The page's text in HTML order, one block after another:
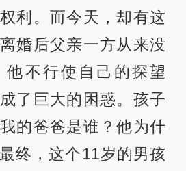
利。而今天，却有这
婚后父亲一方从来没
他不行使自己的探望
了巨大的困惑。孩子
的爸爸是谁？他为什
终，这个11岁的男孩